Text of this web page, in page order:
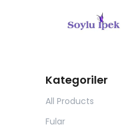
Kategoriler
All Products
Fular